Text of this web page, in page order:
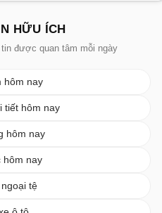
HỮU ÍCH
được quan tâm mỗi ngày
hôm nay
tiết hôm nay
hôm nay
hôm nay
tệ